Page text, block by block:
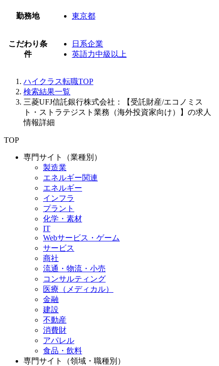
勤務地 東京都
こだわり条
件
日系企業
英語力中級以上
ハイクラス転職TOP
検索結果一覧
三菱UFJ信託銀行株式会社：【受託財産/エコノミス
ト・ストラテジスト業務（海外投資家向け）】の求人
情報詳細
TOP
専門サイト（業種別）
製造業
エネルギー関連
エネルギー
インフラ
プラント
化学・素材
IT
Webサービス・ゲーム
サービス
商社
流通・物流・小売
コンサルティング
医療（メディカル）
金融
建設
不動産
消費財
アパレル
食品・飲料
専門サイト（領域・職種別）